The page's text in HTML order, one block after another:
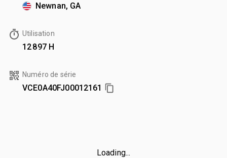
Newnan, GA
Utilisation
12 897 H
Numéro de série
VCE0A40FJ00012161
Loading...